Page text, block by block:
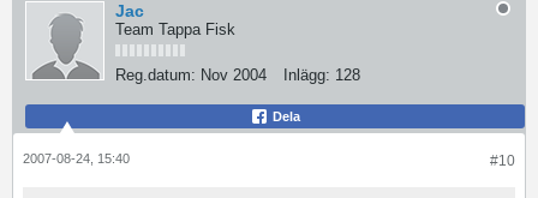
Jac
Team Tappa Fisk
Reg.datum: Nov 2004 Inlägg: 128
Dela
#10
2007-08-24, 15:40